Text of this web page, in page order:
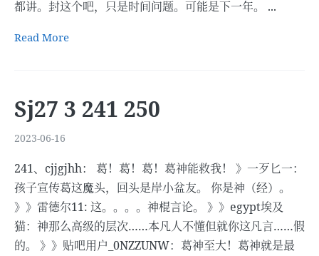
都讲。封这个吧，只是时间问题。可能是下一年。 ...
Read More
Sj27 3 241 250
2023-06-16
241、cjjgjhh： 葛！葛！葛！葛神能救我！ 》一歹匕一：
孩子宣传葛这魔头，回头是岸小盆友。 你是神（经）。
》》雷德尔11: 这。。。。神棍言论。 》》egypt埃及
猫：神那么高级的层次……本凡人不懂但就你这凡言……假
的。 》》贴吧用户_0NZZUNW：葛神至大！葛神就是最